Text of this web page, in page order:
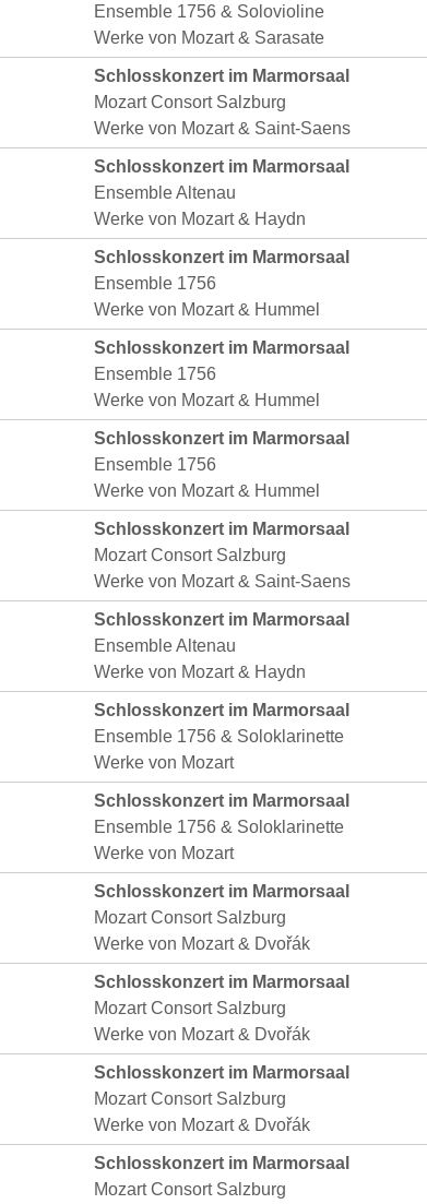
Ensemble 1756 & Solovioline
Werke von Mozart & Sarasate
Schlosskonzert im Marmorsaal
Mozart Consort Salzburg
Werke von Mozart & Saint-Saens
Schlosskonzert im Marmorsaal
Ensemble Altenau
Werke von Mozart & Haydn
Schlosskonzert im Marmorsaal
Ensemble 1756
Werke von Mozart & Hummel
Schlosskonzert im Marmorsaal
Ensemble 1756
Werke von Mozart & Hummel
Schlosskonzert im Marmorsaal
Ensemble 1756
Werke von Mozart & Hummel
Schlosskonzert im Marmorsaal
Mozart Consort Salzburg
Werke von Mozart & Saint-Saens
Schlosskonzert im Marmorsaal
Ensemble Altenau
Werke von Mozart & Haydn
Schlosskonzert im Marmorsaal
Ensemble 1756 & Soloklarinette
Werke von Mozart
Schlosskonzert im Marmorsaal
Ensemble 1756 & Soloklarinette
Werke von Mozart
Schlosskonzert im Marmorsaal
Mozart Consort Salzburg
Werke von Mozart & Dvořák
Schlosskonzert im Marmorsaal
Mozart Consort Salzburg
Werke von Mozart & Dvořák
Schlosskonzert im Marmorsaal
Mozart Consort Salzburg
Werke von Mozart & Dvořák
Schlosskonzert im Marmorsaal
Mozart Consort Salzburg